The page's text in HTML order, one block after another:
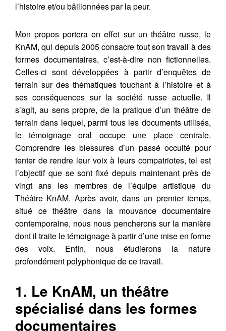
l’histoire et/ou bâillonnées par la peur.
Mon propos portera en effet sur un théâtre russe, le
KnAM, qui depuis 2005 consacre tout son travail à des
formes documentaires, c’est-à-dire non fictionnelles.
Celles-ci sont développées à partir d’enquêtes de
terrain sur des thématiques touchant à l’histoire et à
ses conséquences sur la société russe actuelle. Il
s’agit, au sens propre, de la pratique d’un théâtre de
terrain dans lequel, parmi tous les documents utilisés,
le témoignage oral occupe une place centrale.
Comprendre les blessures d’un passé occulté pour
tenter de rendre leur voix à leurs compatriotes, tel est
l’objectif que se sont fixé depuis maintenant près de
vingt ans les membres de l’équipe artistique du
Théâtre KnAM. Après avoir, dans un premier temps,
situé ce théâtre dans la mouvance documentaire
contemporaine, nous nous pencherons sur la manière
dont il traite le témoignage à partir d’une mise en forme
des voix. Enfin, nous étudierons la nature
profondément polyphonique de ce travail.
1. Le KnAM, un théâtre
spécialisé dans les formes
documentaires